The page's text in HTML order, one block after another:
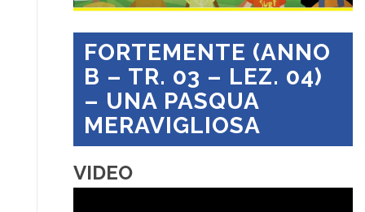
FORTEMENTE (ANNO
B – TR. 03 – LEZ. 04)
– UNA PASQUA
MERAVIGLIOSA
VIDEO